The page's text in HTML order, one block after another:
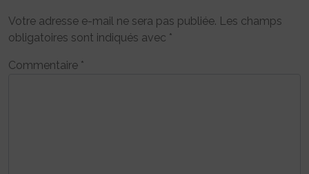
Votre adresse e-mail ne sera pas publiée. Les champs
obligatoires sont indiqués avec *
Commentaire *